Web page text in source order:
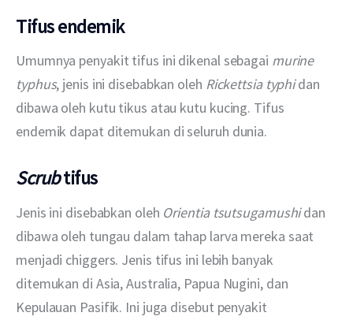
Tifus endemik
Umumnya penyakit tifus ini dikenal sebagai murine
typhus, jenis ini disebabkan oleh Rickettsia typhi dan
dibawa oleh kutu tikus atau kutu kucing. Tifus
endemik dapat ditemukan di seluruh dunia.
Scrubtifus
Jenis ini disebabkan oleh Orientia tsutsugamushi dan
dibawa oleh tungau dalam tahap larva mereka saat
menjadi chiggers. Jenis tifus ini lebih banyak
ditemukan di Asia, Australia, Papua Nugini, dan
Kepulauan Pasifik. Ini juga disebut penyakit